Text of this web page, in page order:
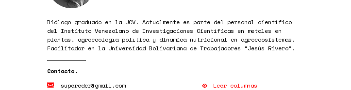
Biólogo graduado en la UCV. Actualmente es parte del personal científico
del Instituto Venezolano de Investigaciones Científicas en metales en
plantas, agroecología política y dinámica nutricional en agroecosistemas.
Facilitador en la Universidad Bolivariana de Trabajadores “Jesús Rivero”.
supereder@gmail.com
Leer columnas